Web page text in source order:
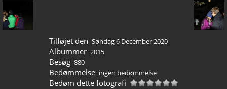
Tilføjet den Søndag 6 December 2020
Albummer 2015
Besøg 880
Bedømmelse ingen bedømmelse
Bedøm dette fotografi